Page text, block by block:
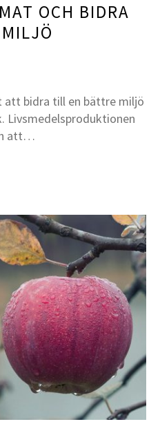
OCH BIDRA
att bidra till en bättre miljö
Livsmedelsproduktionen
att…